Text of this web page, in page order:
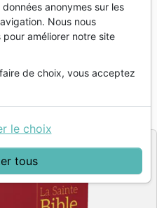
gros caractères,
bordeaux
anonymes sur les
Nous nous
améliorer notre site
de choix, vous acceptez
tous
le choix